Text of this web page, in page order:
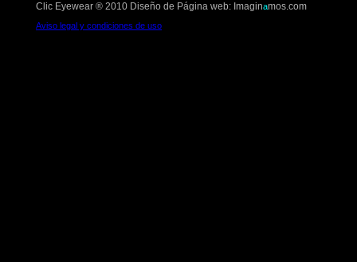
Clic Eyewear ® 2010 Diseño de Página web: Imaginamos.com
Aviso legal y condiciones de uso